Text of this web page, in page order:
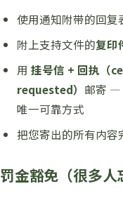
使用通知附带的回复
附上支持文件的复印
用 挂号信 + 回执
requested） 邮寄 —
唯一可靠方式
把您寄出的所有内容
罚金豁免（很多人